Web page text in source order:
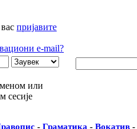
пријавите
e-mail?
или
сесије
- Граматика - Вокатив -